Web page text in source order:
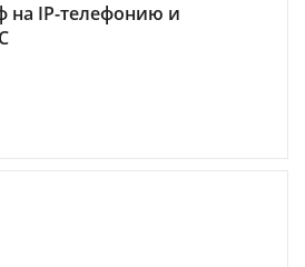
на IP-телефонию и